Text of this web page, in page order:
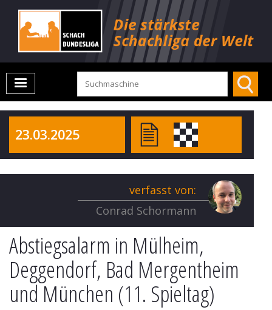
23.03.2025
verfasst von:
Conrad Schormann
Abstiegsalarm in Mülheim,
Deggendorf, Bad Mergentheim
und München (11. Spieltag)